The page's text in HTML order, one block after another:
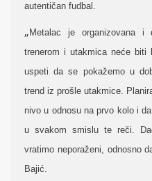
autentičan fudbal.
„ Metalac je organizovana i
trenerom i utakmica neće biti
uspeti da se pokažemo u
trend iz prošle utakmice.
nivo u odnosu na prvo kolo i
u svakom smislu te reči.
vratimo neporaženi, odnosno
Bajić.